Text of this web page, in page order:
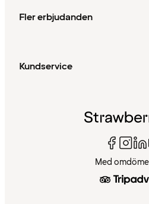
Fler erbjudanden
Kundservice
Med